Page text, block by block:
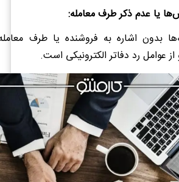
یا عدم ذکر طرف معامله:
بدون اشاره به فروشنده یا طرف
عوامل رد دفاتر الکترونیکی است.